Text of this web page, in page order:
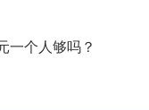
一个人够吗？